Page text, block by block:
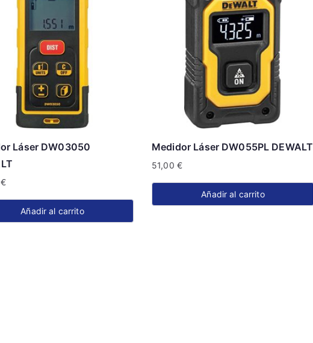
Láser DW03050
€
Añadir al carrito
Medidor Láser DW055PL DEWALT
51,00 €
Añadir al carrito